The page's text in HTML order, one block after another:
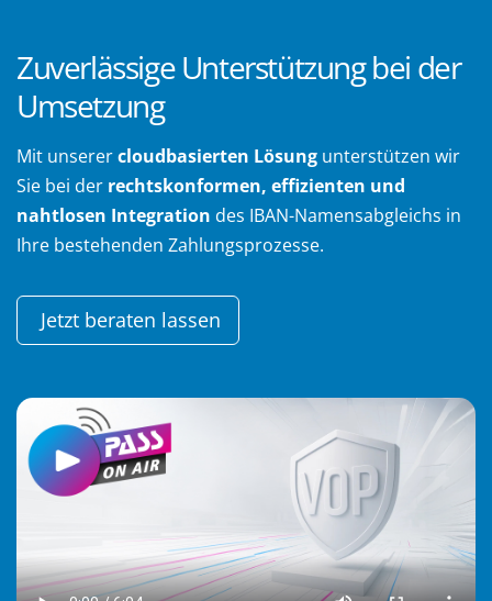
Zuverlässige Unterstützung bei der
Umsetzung
Mit unserercloudbasierten Lösung unterstützen wir
Sie bei der rechtskonformen, effizienten und
nahtlosen Integration des IBAN-Namensabgleichs in
Ihre bestehenden Zahlungsprozesse.
Jetzt beraten lassen